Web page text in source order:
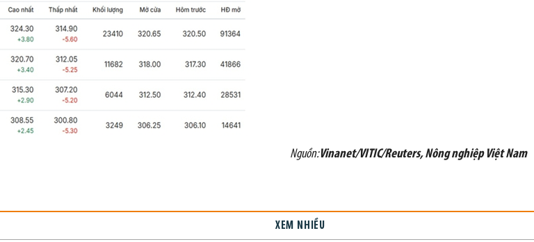
Nguồn:Vinanet/VITIC/Reuters, Nông nghiệp Việt Nam
XEM NHIỀU